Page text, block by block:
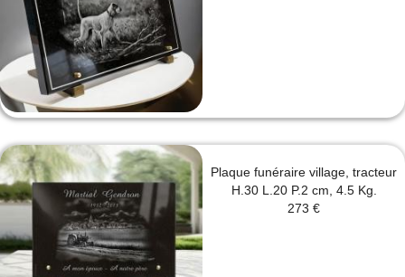
Plaque funéraire village, tracteur
H.30 L.20 P.2 cm, 4.5 Kg.
273 €